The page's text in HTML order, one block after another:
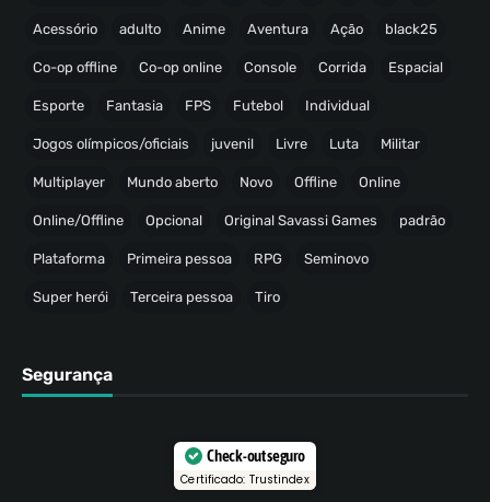
Acessório adulto Anime Aventura Ação black25
Co-op offline Co-op online Console Corrida Espacial
Esporte Fantasia FPS Futebol Individual
Jogos olímpicos/oficiais juvenil Livre Luta Militar
Multiplayer Mundo aberto Novo Offline Online
Online/Offline Opcional Original Savassi Games padrão
Plataforma Primeira pessoa RPG Seminovo
Super herói Terceira pessoa Tiro
Segurança
Check-out seguro
Certificado: Trustindex